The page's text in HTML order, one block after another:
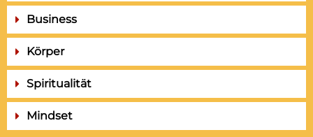
Business
Körper
Spiritualität
Mindset